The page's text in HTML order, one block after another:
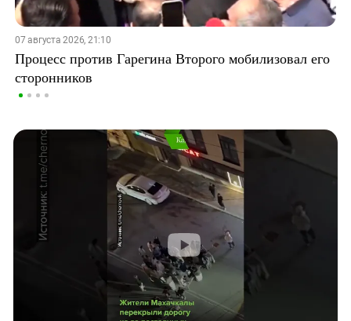
07 августа 2026, 21:10
Процесс против Гарегина Второго мобилизовал его
сторонников